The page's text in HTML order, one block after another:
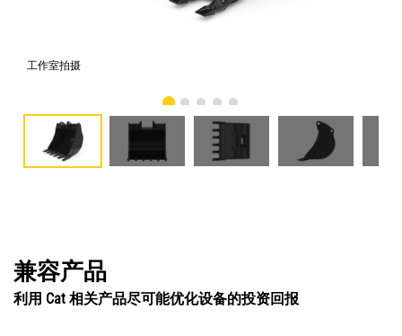
工作室拍摄
兼容产品
利用 Cat 相关产品尽可能优化设备的投资回报